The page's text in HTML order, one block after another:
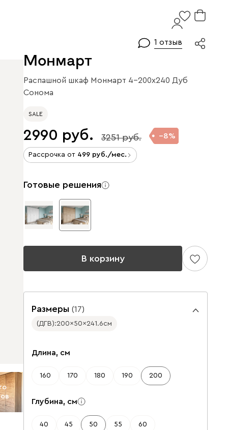
1 отзыв
Монмарт
Распашной шкаф Монмарт 4-200x240 Дуб
Сонома
SALE
2990 3251 8
Рассрочка от 499 /мес.
Готовые решения
В корзину
Размеры (17)
(ДГВ):200 ✕ 50 ✕ 241.6см
Длина, см
160 170 180 190 200
Глубина, см
40 45 50 55 60